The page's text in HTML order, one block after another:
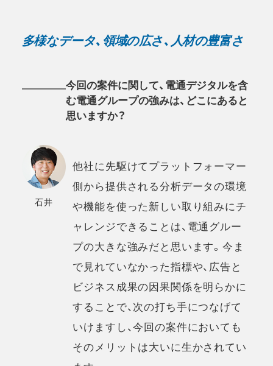
多様なデータ、領域の広さ、人材の豊富さ
今回の案件に関して、電通デジタルを含
む電通グループの強みは、どこにあると
思いますか？
石井
他社に先駆けてプラットフォーマー
側から提供される分析データの環境
や機能を使った新しい取り組みにチ
ャレンジできることは、電通グルー
プの大きな強みだと思います。今ま
で見れていなかった指標や、広告と
ビジネス成果の因果関係を明らかに
することで、次の打ち手につなげて
いけますし、今回の案件においても
そのメリットは大いに生かされてい